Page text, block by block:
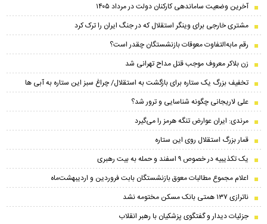
آخرین وضعیت ساماندهی کارکنان دولت در مرداد ۱۴۰۵
مشتری خارجی برای وینگر استقلال که در جنگ ایران را ترک کرد
رقم مابه‌التفاوت معوقات بازنشستگان چقدر است؟
زن بلاکر معروف موجب قتل مداح تهرانی شد
تخفیف بزرگ یک ستاره برای بازگشت به استقلال/ چراغ سبز این ستاره به آبی ها
علی لاریجانی چگونه شناسایی و ترور شد؟
مرندی: ایران عوارض تنگه هرمز را می‌گیرد
قمار بزرگ استقلال روی این ستاره
یک تکذیبیه در خصوص ۹ اسفند و حمله به بیت رهبری
اعلام مجموع مطالبات معوق بازنشستگان بابت فروردین و اردیبهشت‌ماه
ناترازی ۱۳۷ همتی بانک مسکن مختومه نشد
جزئیات دیدار و گفتگوی پزشکیان با رهبر انقلاب